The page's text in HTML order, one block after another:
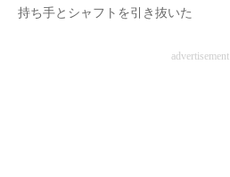
持ち手とシャフトを引き抜いた
advertisement